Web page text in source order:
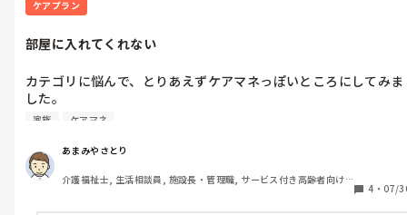
考えばかりデシタが…　もちろん、行政お得意の“〜が望ましい”との
ただ、もちろん難しいながら、アセスメント次第とも言える所でし
ケアプラン
部屋に入れてくれない
カテゴリに悩んで、とりあえずケアマネっぽいところにしてみま
した。
毎月のモニタリング訪問なんですが、入口というかリビングあた
介護ベッドや手すりを検討したいのですが、「散らかってるか
ら」とお話しても入れてもらえません。
いい方法はないでしょうか？
家族 ケアマネ
あまみやさとり
介護福祉士, 生活相談員, 施設長・管理職, サービス付き高齢者向け
4 ・ 07/